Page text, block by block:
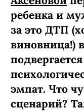
ребенка и
за это ДТП
виновница!)
эмпат. Что
сценарий?